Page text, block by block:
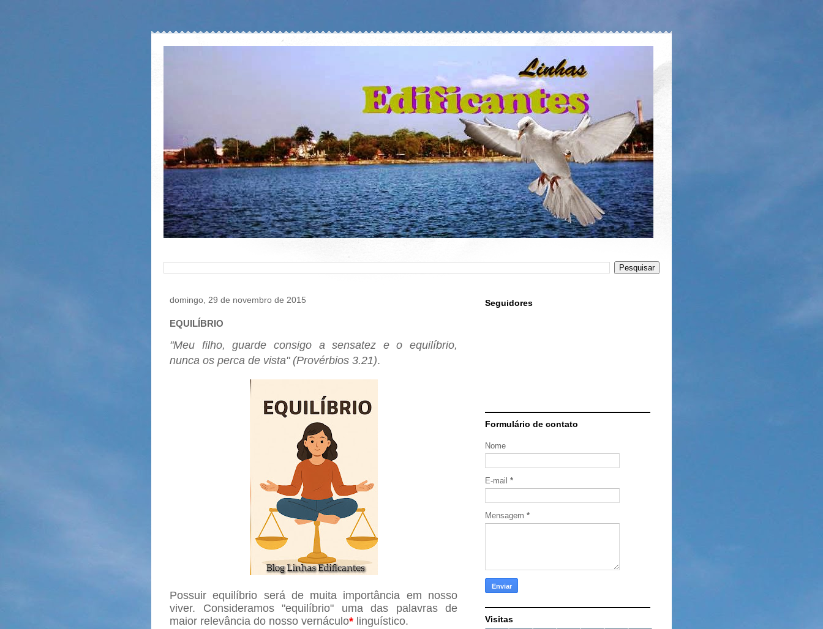
domingo, 29 de novembro de 2015
EQUILÍBRIO
"Meu filho, guarde consigo a sensatez e o equilíbrio,
nunca os perca de vista" (Provérbios 3.21).
Possuir equilíbrio será de muita importância em nosso
viver. Consideramos "equilíbrio" uma das palavras de
maior relevância do nosso vernáculo* linguístico.
Seguidores
Formulário de contato
Nome
E-mail *
Mensagem *
Visitas